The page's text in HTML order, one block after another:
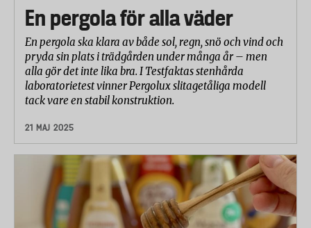
En pergola för alla väder
En pergola ska klara av både sol, regn, snö och vind och
pryda sin plats i trädgården under många år – men
alla gör det inte lika bra. I Testfaktas stenhårda
laboratorietest vinner Pergolux slitagetåliga modell
tack vare en stabil konstruktion.
21 MAJ 2025